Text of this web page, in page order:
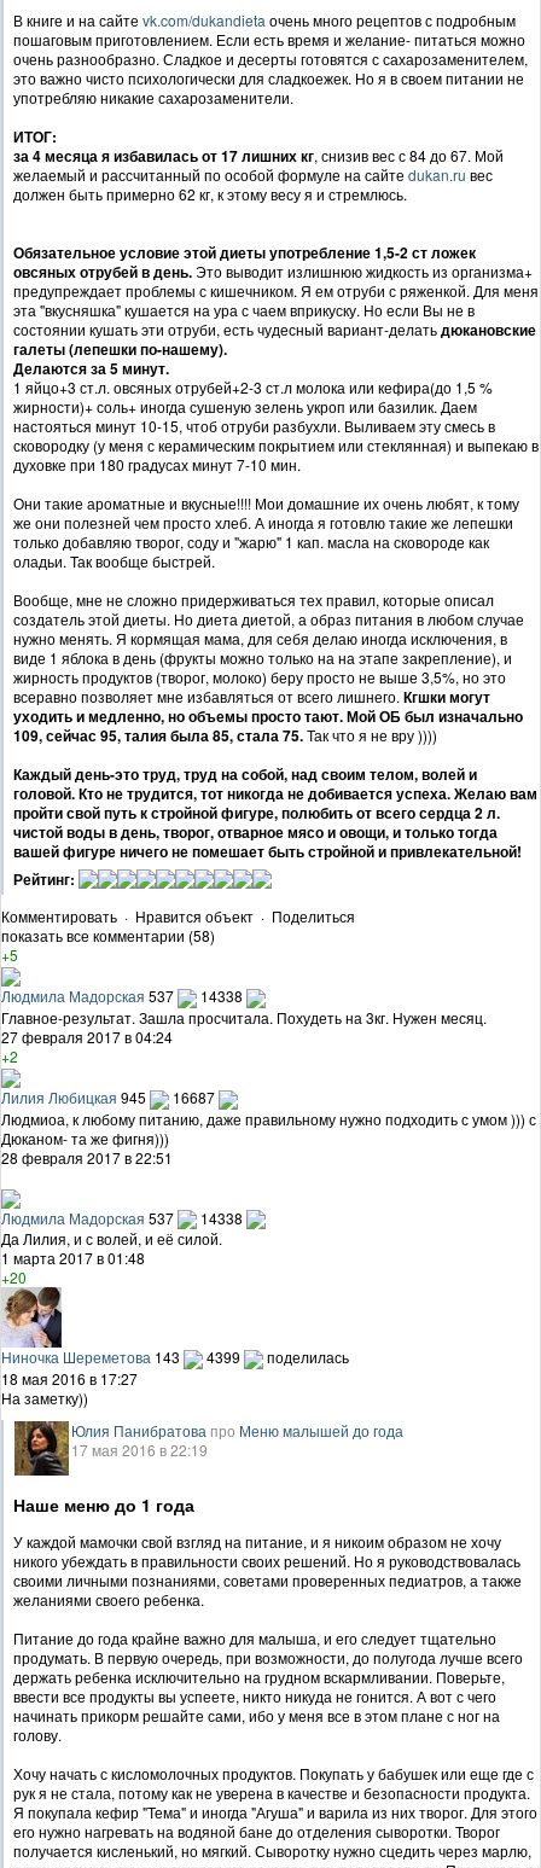
В книге и на сайте vk.com/dukandieta очень много рецептов с подробным
пошаговым приготовлением. Если есть время и желание- питаться можно
очень разнообразно. Сладкое и десерты готовятся с сахарозаменителем,
это важно чисто психологически для сладкоежек. Но я в своем питании не
употребляю никакие сахарозаменители.
ИТОГ:
за 4 месяца я избавилась от 17 лишних кг, снизив вес с 84 до 67. Мой
желаемый и рассчитанный по особой формуле на сайте dukan.ru вес
должен быть примерно 62 кг, к этому весу я и стремлюсь.
Обязательное условие этой диеты употребление 1,5-2 ст ложек
овсяных отрубей в день.Это выводит излишнюю жидкость из организма+
предупреждает проблемы с кишечником. Я ем отруби с ряженкой. Для меня
эта "вкусняшка" кушается на ура с чаем вприкуску. Но если Вы не в
состоянии кушать эти отруби, есть чудесный вариант-делатьдюкановские
галеты (лепешки по-нашему).
Делаются за 5 минут.
1 яйцо+3 ст.л. овсяных отрубей+2-3 ст.л молока или кефира(до 1,5 %
жирности)+ соль+ иногда сушеную зелень укроп или базилик. Даем
настояться минут 10-15, чтоб отруби разбухли. Выливаем эту смесь в
сковородку (у меня с керамическим покрытием или стеклянная) и выпекаю в
духовке при 180 градусах минут 7-10 мин.
Они такие ароматные и вкусные!!!! Мои домашние их очень любят, к тому
же они полезней чем просто хлеб. А иногда я готовлю такие же лепешки
только добавляю творог, соду и "жарю" 1 кап. масла на сковороде как
оладьи. Так вообще быстрей.
Вообще, мне не сложно придерживаться тех правил, которые описал
создатель этой диеты. Но диета диетой, а образ питания в любом случае
нужно менять. Я кормящая мама, для себя делаю иногда исключения, в
виде 1 яблока в день (фрукты можно только на на этапе закрепление), и
жирность продуктов (творог, молоко) беру просто не выше 3,5%, но это
всеравно позволяет мне избавляться от всего лишнего. Кгшки могут
уходить и медленно, но объемы просто тают. Мой ОБ был изначально
109, сейчас 95, талия была 85, стала 75.Так что я не вру ))))
Каждый день-это труд, труд на собой, над своим телом, волей и
головой. Кто не трудится, тот никогда не добивается успеха. Желаю вам
пройти свой путь к стройной фигуре, полюбить от всего сердца 2 л.
чистой воды в день, творог, отварное мясо и овощи, и только тогда
вашей фигуре ничего не помешает быть стройной и привлекательной!
Рейтинг:
Комментировать · Нравится объект · Поделиться
показать все комментарии (58)
+5
Людмила Мадорская 537
14338
Главное-результат. Зашла просчитала. Похудеть на 3кг. Нужен месяц.
27 февраля 2017 в 04:24
+2
Лилия Любицкая 945
16687
Людмиоа, к любому питанию, даже правильному нужно подходить с умом ))) с
Дюканом- та же фигня)))
28 февраля 2017 в 22:51
Людмила Мадорская 537
14338
Да Лилия, и с волей, и её силой.
1 марта 2017 в 01:48
+20
Ниночка Шереметова 143 4399
поделилась
18 мая 2016 в 17:27
На заметку))
Юлия Панибратова про Меню малышей до года
17 мая 2016 в 22:19
Наше меню до 1 года
У каждой мамочки свой взгляд на питание, и я никоим образом не хочу
никого убеждать в правильности своих решений. Но я руководствовалась
своими личными познаниями, советами проверенных педиатров, а также
желаниями своего ребенка.
Питание до года крайне важно для малыша, и его следует тщательно
продумать. В первую очередь, при возможности, до полугода лучше всего
держать ребенка исключительно на грудном вскармливании. Поверьте,
ввести все продукты вы успеете, никто никуда не гонится. А вот с чего
начинать прикорм решайте сами, ибо у меня все в этом плане с ног на
голову.
Хочу начать с кисломолочных продуктов. Покупать у бабушек или еще где с
рук я не стала, потому как не уверена в качестве и безопасности продукта.
Я покупала кефир "Тема" и иногда "Агуша" и варила из них творог. Для этого
его нужно нагревать на водяной бане до отделения сыворотки. Творог
получается кисленький, но мягкий. Сыворотку нужно сцедить через марлю,